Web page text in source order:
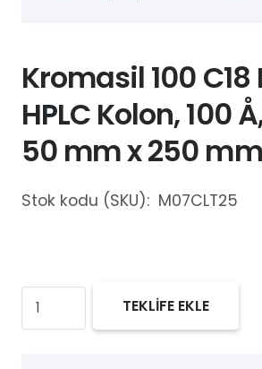
Kromasil 100 C18
HPLC Kolon, 100
50 mm x 250
Stok kodu (SKU): M07CLT25
Kromasil
100
TEKLİFE EKLE